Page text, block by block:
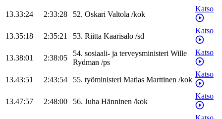
13.33:24 2:33:28 52. Oskari Valtola /kok
Katso
13.35:18 2:35:21 53. Riitta Kaarisalo /sd
Katso
13.38:01 2:38:05
54. sosiaali- ja terveysministeri Wille
Rydman /ps
Katso
13.43:51 2:43:54 55. työministeri Matias Marttinen /kok
Katso
13.47:57 2:48:00 56. Juha Hänninen /kok
Katso